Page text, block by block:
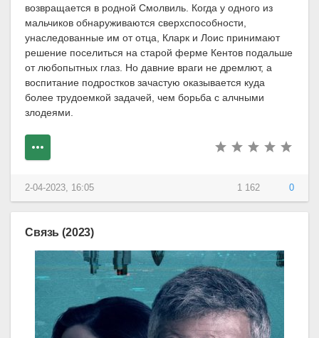
возвращается в родной Смолвиль. Когда у одного из
мальчиков обнаруживаются сверхспособности,
унаследованные им от отца, Кларк и Лоис принимают
решение поселиться на старой ферме Кентов подальше
от любопытных глаз. Но давние враги не дремлют, а
воспитание подростков зачастую оказывается куда
более трудоемкой задачей, чем борьба с алчными
злодеями.
1 162 0
2-04-2023, 16:05
Связь (2023)